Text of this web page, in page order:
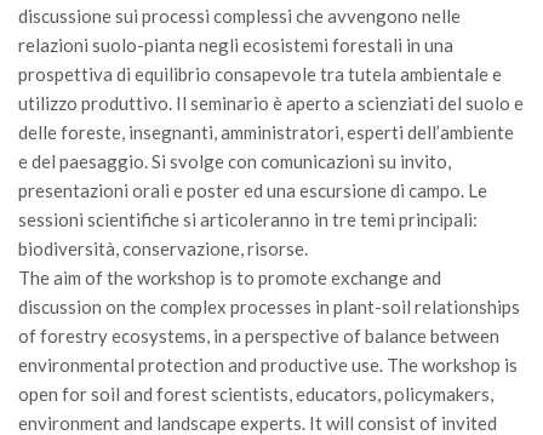
V Congresso (Torino 2003)
IV Congresso (Potenza 2003)
III Congresso (Viterbo 2001)
II Congresso (Bologna 1999)
I Congresso (Padova 1997)
Redazione
Pagina Principale
Editoriali
Pillole di Scienze Forestali
Highlights
#FOCUSINCENDI
discussione sui processi complessi che avvengono nelle
relazioni suolo-pianta negli ecosistemi forestali in una
prospettiva di equilibrio consapevole tra tutela ambientale e
utilizzo produttivo. Il seminario è aperto a scienziati del suolo e
delle foreste, insegnanti, amministratori, esperti dell’ambiente
e del paesaggio. Si svolge con comunicazioni su invito,
presentazioni orali e poster ed una escursione di campo. Le
sessioni scientifiche si articoleranno in tre temi principali:
biodiversità, conservazione, risorse.
The aim of the workshop is to promote exchange and
discussion on the complex processes in plant-soil relationships
of forestry ecosystems, in a perspective of balance between
environmental protection and productive use. The workshop is
open for soil and forest scientists, educators, policymakers,
environment and landscape experts. It will consist of invited